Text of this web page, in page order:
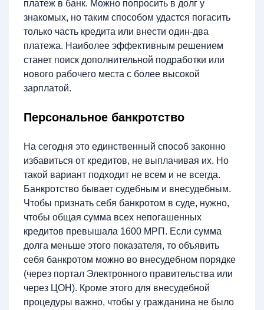
платеж в банк. Можно попросить в долг у
знакомых, но таким способом удастся погасить
только часть кредита или внести один-два
платежа. Наиболее эффективным решением
станет поиск дополнительной подработки или
нового рабочего места с более высокой
зарплатой.
Персональное банкротство
На сегодня это единственный способ законно
избавиться от кредитов, не выплачивая их. Но
такой вариант подходит не всем и не всегда.
Банкротство бывает судебным и внесудебным.
Чтобы признать себя банкротом в суде, нужно,
чтобы общая сумма всех непогашенных
кредитов превышала 1600 МРП. Если сумма
долга меньше этого показателя, то объявить
себя банкротом можно во внесудебном порядке
(через портал Электронного правительства или
через ЦОН). Кроме этого для внесудебной
процедуры важно, чтобы у гражданина не было